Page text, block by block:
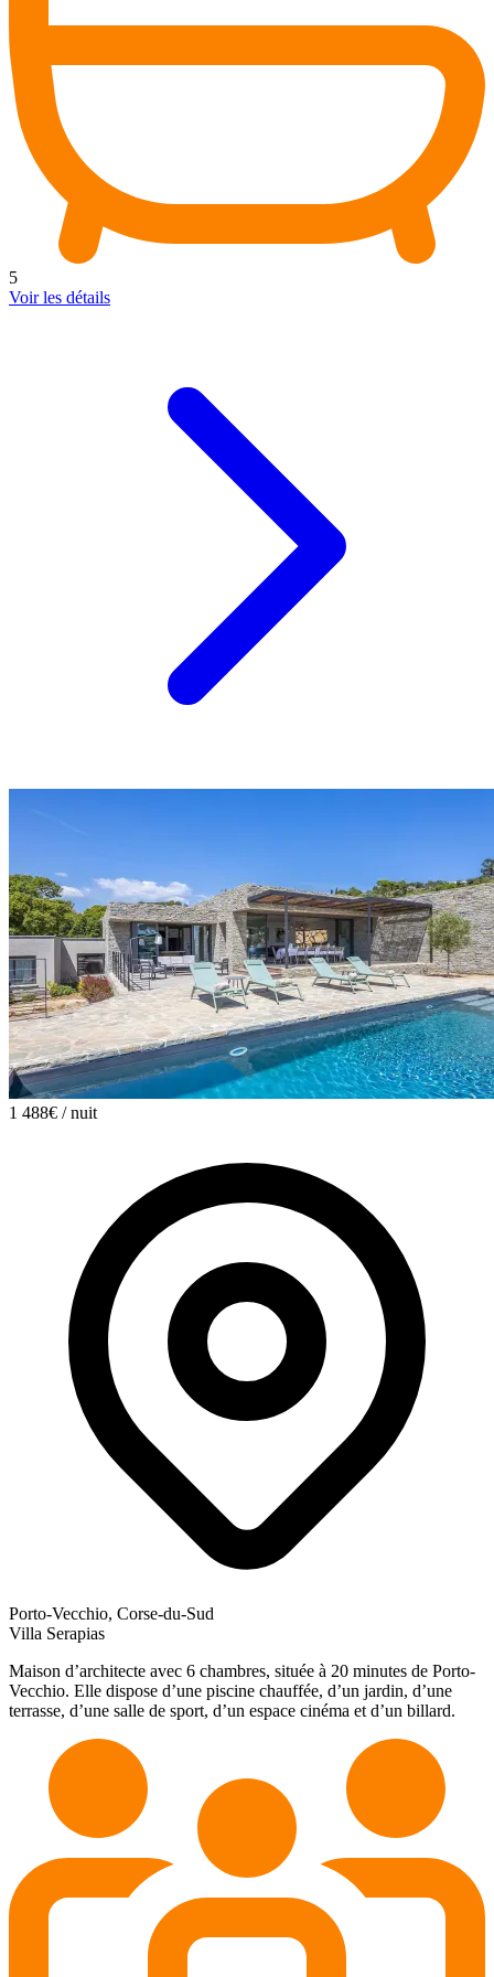
5
Voir les détails
1 488€ / nuit
Porto-Vecchio, Corse-du-Sud
Villa Serapias
Maison d’architecte avec 6 chambres, située à 20 minutes de Porto-
Vecchio. Elle dispose d’une piscine chauffée, d’un jardin, d’une
terrasse, d’une salle de sport, d’un espace cinéma et d’un billard.